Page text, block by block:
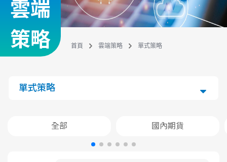
雲端
策略
首頁 雲端策略 單式策略
單式策略
全部 國內期貨